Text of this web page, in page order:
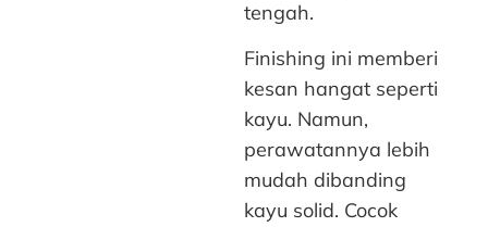
tengah.
Finishing ini memberi
kesan hangat seperti
kayu. Namun,
perawatannya lebih
mudah dibanding
kayu solid. Cocok